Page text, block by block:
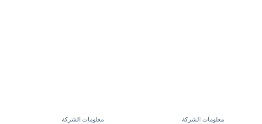
معلومات الشركة معلومات الشركة